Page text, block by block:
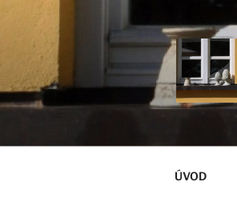
ÚVOD